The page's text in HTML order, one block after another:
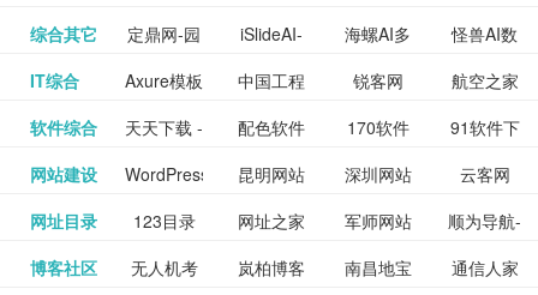
全 频
包括上映
影片的影
讯查询及
_www.sanmao.com.cn_
素材免费
图库
nas论
坛|nas1.cn|nas1|nas
流社区
文写作-AI
毕业设计-
PPT模板
作 - 国内
领先的AI
图片、文
案创作平
讯飞星火-
懂我的AI
助手
更多>>
综合其它 定鼎网-园
林景观建
筑室内设
iSlideAI-
一键生成
PPT模板
海螺AI多
模态大语
言模型
怪兽AI数
字人
九章开物 更多>>
IT综合 Axure模板
网
中国工程
科技知识
中心
锐客网
航空之家
牛品汇
更多>>
软件综合 天天下载 -
绿色精品
软件应用
配色软件
园
170软件
下载站
91软件下
载
yx12345
下载站
更多>>
网站建设 WordPress
主题模板
下载_爱主
昆明网站
建设
深圳网站
建设
云客网
SEO众包
服务平台
深圳网站
建设
更多>>
网址目录 123目录
网
网址之家 军师网站
目录网址
顺为导航-
办公运营
易推分类 更多>>
博客社区 无人机考 岚柏博客 南昌地宝 通信人家